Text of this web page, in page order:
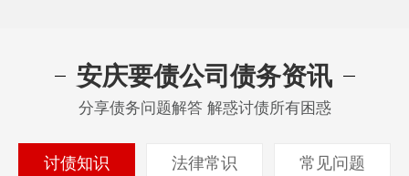
安庆要债公司债务资讯
分享债务问题解答 解惑讨债所有困惑
讨债知识 法律常识 常见问题